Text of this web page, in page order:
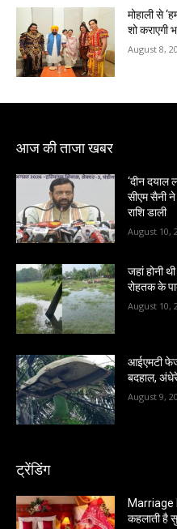
मोहाली से
शो कराएगी
August 8,
आज की ताजा खबर
‘दीन दयाल
सीएम सैनी
राशि डाली
August 10,
जहां होनी
रोहतक के
August 10,
आईएमटी
बदहाल, अंधेरे
August 9,
ट्रेंडिंग
Marriage
कहलाती है